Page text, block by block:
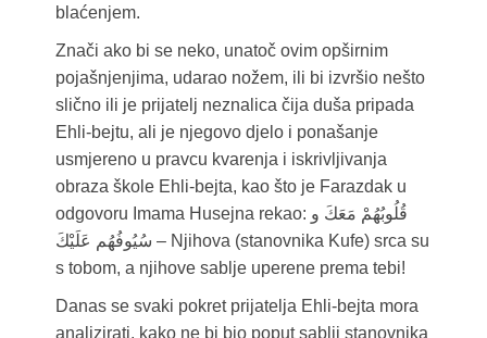
blaćenjem.
Znači ako bi se neko, unatoč ovim opširnim
pojašnjenjima, udarao nožem, ili bi izvršio nešto
slično ili je prijatelj neznalica čija duša pripada
Ehli-bejtu, ali je njegovo djelo i ponašanje
usmjereno u pravcu kvarenja i iskrivljivanja
obraza škole Ehli-bejta, kao što je Farazdak u
odgovoru Imama Husejna rekao: قُلُوبُهُمْ مَعَكَ و
سُيُوفُهُم عَلَيْكَ – Njihova (stanovnika Kufe) srca su
s tobom, a njihove sablje uperene prema tebi!
Danas se svaki pokret prijatelja Ehli-bejta mora
analizirati, kako ne bi bio poput sablji stanovnika